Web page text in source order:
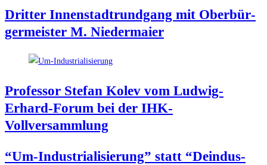
Drit­ter Innen­stadt­rund­gang mit Ober­bür­
ger­meis­ter M. Niedermaier
Pro­fes­sor Ste­fan Kolev vom Lud­wig-
Erhard-Forum bei der IHK-
Vollversammlung
“Um-Indus­tria­li­sie­rung” statt “Deindus­